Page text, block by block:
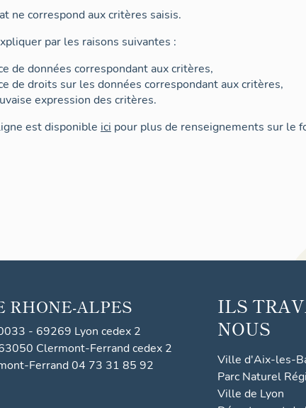
ne correspond aux critères saisis.
par les raisons suivantes :
de données correspondant aux critères,
de droits sur les données correspondant aux critères,
expression des critères.
est disponible ici pour plus de renseignements sur le
RHONE-ALPES
- 69269 Lyon cedex 2
Clermont-Ferrand cedex 2
Ferrand 04 73 31 85 92
ILS
NOUS
Ville d'Aix-les-
Parc Naturel
Ville de Lyon